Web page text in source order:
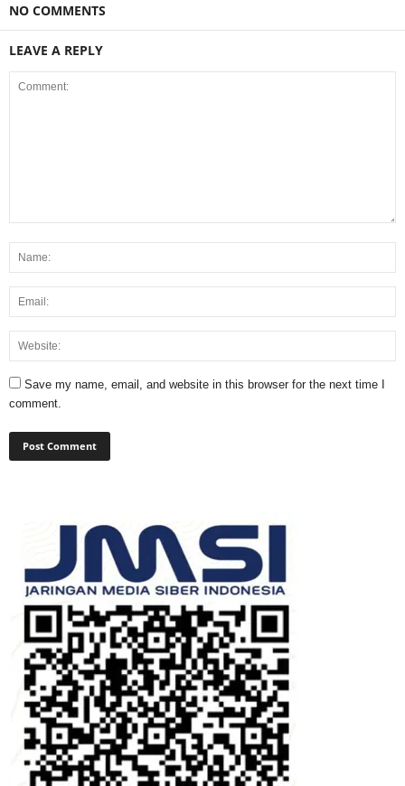
NO COMMENTS
LEAVE A REPLY
Save my name, email, and website in this browser for the next time I
comment.